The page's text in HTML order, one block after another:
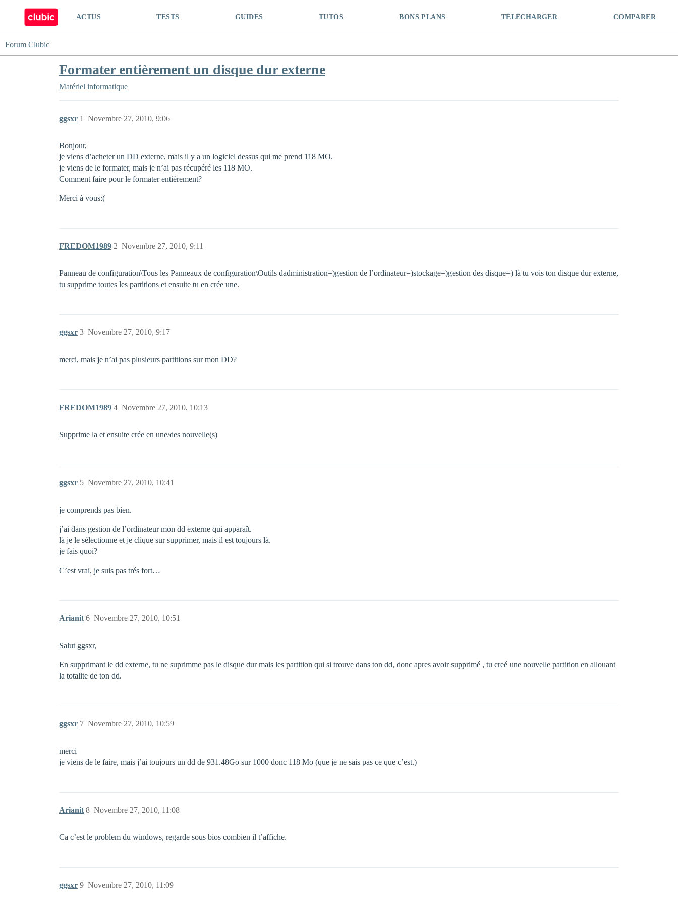
ACTUS TESTS GUIDES TUTOS BONS PLANS TÉLÉCHARGER COMPARER
Forum Clubic
Formater entièrement un disque dur externe
Matériel informatique
ggsxr Novembre 27, 2010, 9:06
1
Bonjour,
je viens d’acheter un DD externe, mais il y a un logiciel dessus qui me prend 118 MO.
je viens de le formater, mais je n’ai pas récupéré les 118 MO.
Comment faire pour le formater entièrement?
Merci à vous:(
FREDOM1989 Novembre 27, 2010, 9:11
2
Panneau de configuration\Tous les Panneaux de configuration\Outils dadministration=)gestion de l’ordinateur=)stockage=)gestion des disque=) là tu vois ton disque dur externe,
tu supprime toutes les partitions et ensuite tu en crée une.
ggsxr Novembre 27, 2010, 9:17
3
merci, mais je n’ai pas plusieurs partitions sur mon DD?
FREDOM1989 Novembre 27, 2010, 10:13
4
Supprime la et ensuite crée en une/des nouvelle(s)
ggsxr Novembre 27, 2010, 10:41
5
je comprends pas bien.
j’ai dans gestion de l’ordinateur mon dd externe qui apparaît.
là je le sélectionne et je clique sur supprimer, mais il est toujours là.
je fais quoi?
C’est vrai, je suis pas trés fort…
Arianit Novembre 27, 2010, 10:51
6
Salut ggsxr,
En supprimant le dd externe, tu ne suprimme pas le disque dur mais les partition qui si trouve dans ton dd, donc apres avoir supprimé , tu creé une nouvelle partition en allouant
la totalite de ton dd.
ggsxr Novembre 27, 2010, 10:59
7
merci
je viens de le faire, mais j’ai toujours un dd de 931.48Go sur 1000 donc 118 Mo (que je ne sais pas ce que c’est.)
Arianit Novembre 27, 2010, 11:08
8
Ca c’est le problem du windows, regarde sous bios combien il t’affiche.
ggsxr Novembre 27, 2010, 11:09
9